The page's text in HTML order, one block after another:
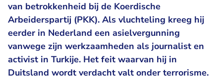
van betrokkenheid bij de Koerdische
Arbeiderspartij (PKK). Als vluchteling kreeg hij
eerder in Nederland een asielvergunning
vanwege zijn werkzaamheden als journalist en
activist in Turkije. Het feit waarvan hij in
Duitsland wordt verdacht valt onder terrorisme.